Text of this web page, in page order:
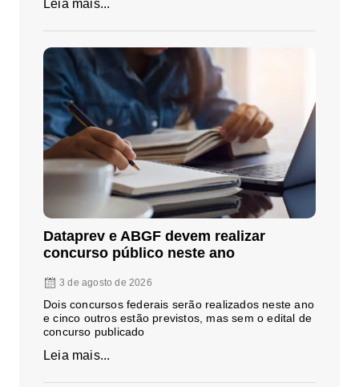
Leia mais...
Dataprev e ABGF devem realizar
concurso público neste ano
3 de agosto de 2026
Dois concursos federais serão realizados neste ano
e cinco outros estão previstos, mas sem o edital de
concurso publicado
Leia mais...